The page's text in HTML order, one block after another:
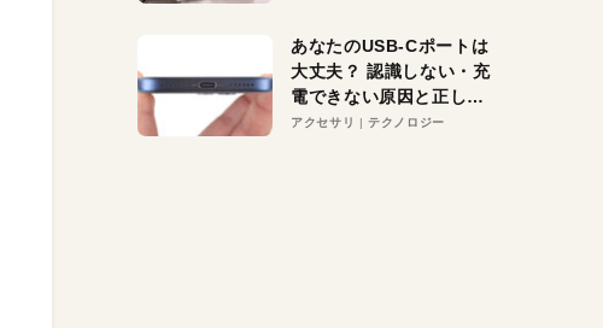
あなたのUSB-Cポートは
大丈夫？ 認識しない・充
電できない原因と正しい
対策
アクセサリ テクノロジー